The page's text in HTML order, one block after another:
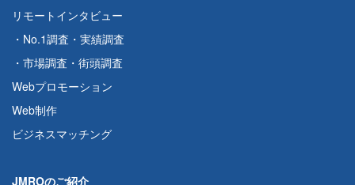
リモートインタビュー
・ No.1調査 ・ 実績調査
・ 市場調査 ・ 街頭調査
Webプロモーション
Web制作
ビジネスマッチング
JMROのご紹介